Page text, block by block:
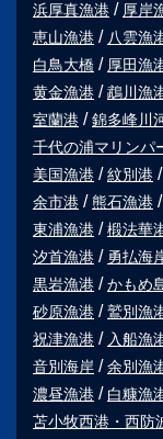
浜厚真漁港
厚岸
恵山漁港
八雲漁
白鳥大橋
厚田漁
黄金漁港
鵡川漁
室蘭港
錦多峰川
千代の浦マリンパ
美国漁港
紋別港
余市港
熊石漁港
東浦漁港
椴法華
汐首漁港
勇払海
黒岩漁港
かもめ
砂原漁港
鷲別漁
祝津漁港
入船漁
音別海岸
余別漁
濃昼漁港
白糠漁
苫小牧西港・西防